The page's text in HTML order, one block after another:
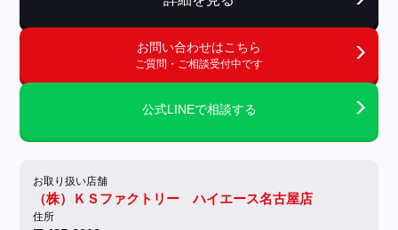
お問い合わせはこちら
ご質問・ご相談受付中です
公式LINEで相談する
お取り扱い店舗
（株）ＫＳファクトリー ハイエース名古屋店
住所